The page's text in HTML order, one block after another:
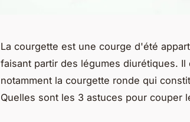
La courgette est une courge d'été
faisant partir des légumes diurétiques.
notamment la courgette ronde qui
Quelles sont les 3 astuces pour couper